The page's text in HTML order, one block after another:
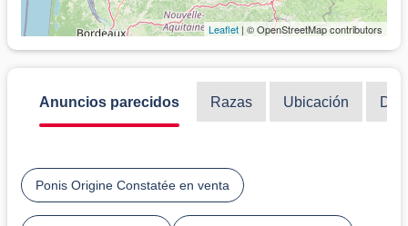
Leaflet | © OpenStreetMap contributors
Anuncios parecidos Razas Ubicación
Ponis Origine Constatée en venta